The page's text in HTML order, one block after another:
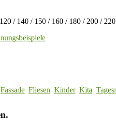
/ 140 / 150 / 160 / 180 / 200 /
Fassade Fliesen Kinder Kita